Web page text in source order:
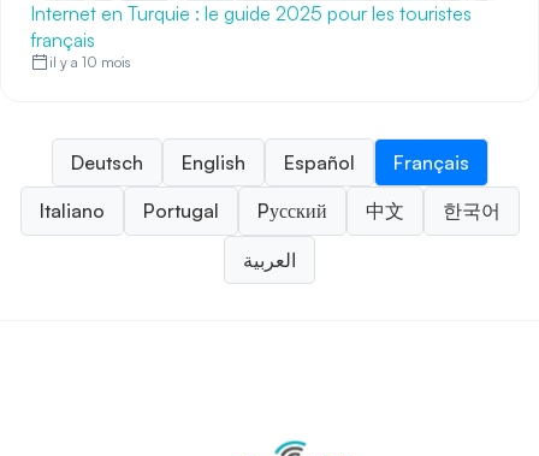
Internet en Turquie : le guide 2025 pour les touristes
français
il y a 10 mois
Deutsch English Español
Français
Italiano
Portugal Pусский 中文 한국어
العربية